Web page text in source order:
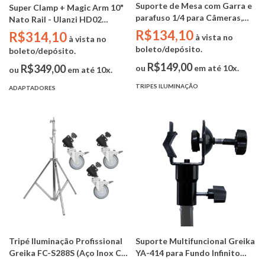
Super Clamp + Magic Arm 10"
Nato Rail - Ulanzi HD02
(capacidade de carga de 3kg)
R$314,10 à vista no
boleto/depósito.
ou R$349,00em até 10x.
ADAPTADORES
Suporte de Mesa com Garra e
parafuso 1/4 para Câmeras,
Iluminadores, Celular - Greika
CM-50
R$134,10 à vista no
boleto/depósito.
ou R$149,00em até 10x.
TRIPES ILUMINAÇÃO
Tripé Iluminação Profissional
Greika FC-S288S (Aço Inox C/
Suporte Multifuncional Greika
YA-414 para Fundo Infinito